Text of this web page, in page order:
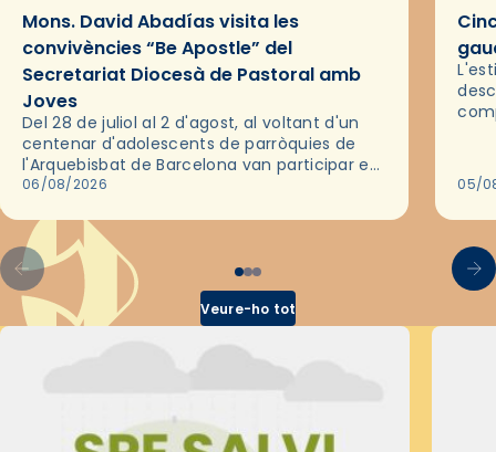
Mons. David Abadías visita les
convivències “Be Apostle” del
Secretariat Diocesà de Pastoral amb
Joves
Del 28 de juliol al 2 d'agost, al voltant d'un
centenar d'adolescents de parròquies de
l'Arquebisbat de Barcelona van participar en
les convivències Be Apostle, organitzades
06/08/2026 05/
Veure-ho tot